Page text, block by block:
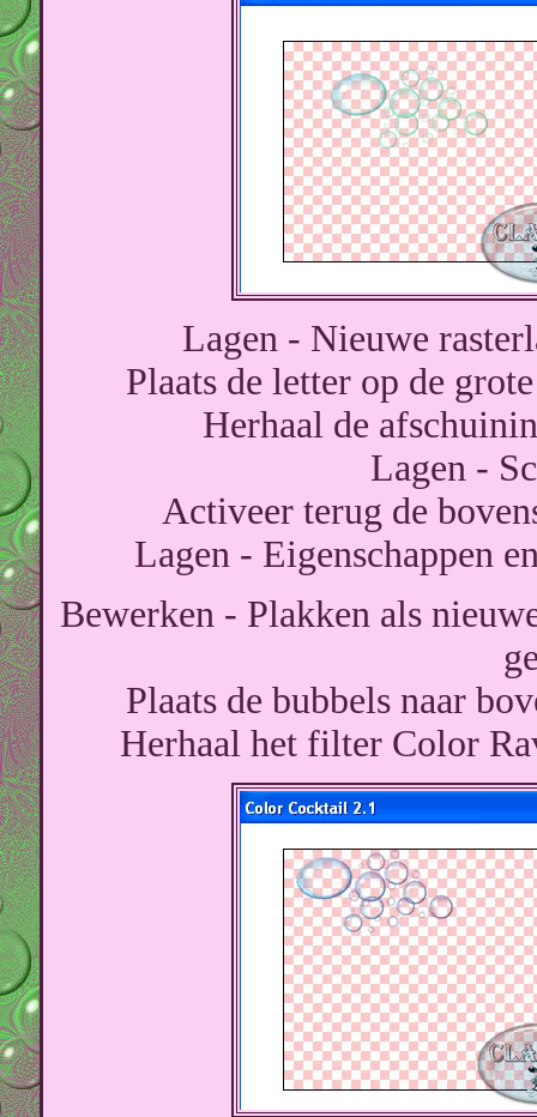
Lagen - Nieuwe
Plaats de letter op de
Herhaal de
Lagen -
Activeer terug de
Lagen - Eigenschappen
Bewerken - Plakken als
Plaats de bubbels naar
Herhaal het filter Color